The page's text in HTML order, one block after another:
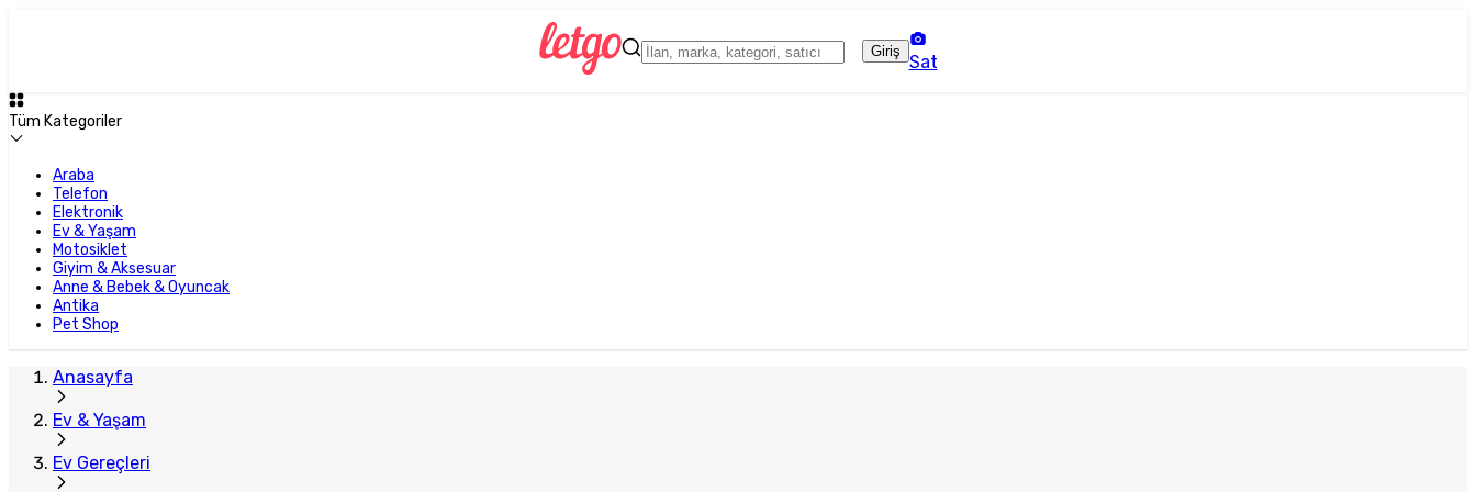
Giriş
Sat
Tüm Kategoriler
Araba
Telefon
Elektronik
Ev & Yaşam
Motosiklet
Giyim & Aksesuar
Anne & Bebek & Oyuncak
Antika
Pet Shop
Anasayfa
Ev & Yaşam
Ev Gereçleri